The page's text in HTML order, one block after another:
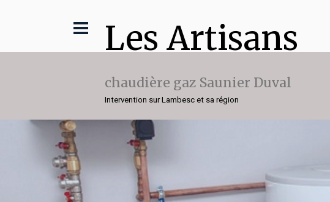
Les Artisans
chaudière gaz Saunier Duval
Intervention sur Lambesc et sa région